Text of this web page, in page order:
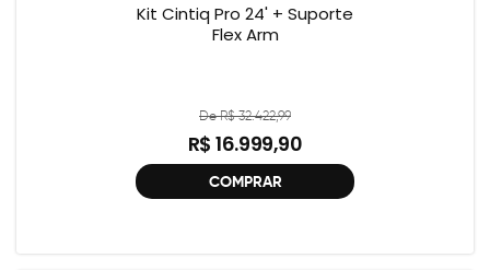
Kit Cintiq Pro 24' + Suporte
Flex Arm
De R$ 32.422,99
R$ 16.999,90
COMPRAR